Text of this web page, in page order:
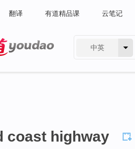
翻译 有道精品课 云笔记
中英
coast highway